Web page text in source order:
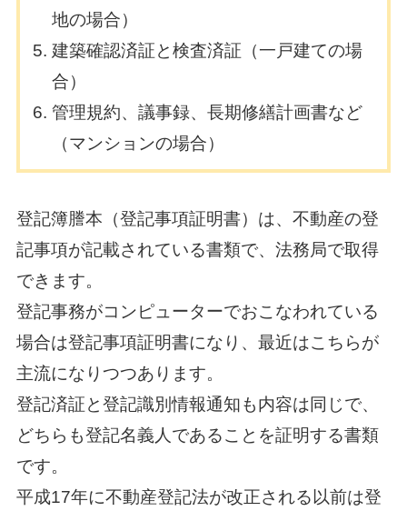
地の場合）
建築確認済証と検査済証（一戸建ての場
合）
管理規約、議事録、長期修繕計画書など
（マンションの場合）
登記簿謄本（登記事項証明書）は、不動産の登
記事項が記載されている書類で、法務局で取得
できます。
登記事務がコンピューターでおこなわれている
場合は登記事項証明書になり、最近はこちらが
主流になりつつあります。
登記済証と登記識別情報通知も内容は同じで、
どちらも登記名義人であることを証明する書類
です。
平成17年に不動産登記法が改正される以前は登